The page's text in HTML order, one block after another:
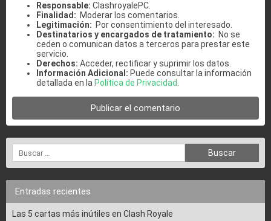
Responsable: ClashroyalePC.
Finalidad: Moderar los comentarios.
Legitimación: Por consentimiento del interesado.
Destinatarios y encargados de tratamiento: No se
ceden o comunican datos a terceros para prestar este
servicio.
Derechos: Acceder, rectificar y suprimir los datos.
Información Adicional: Puede consultar la información
detallada en la Política de Privacidad
Entradas recientes
Las 5 cartas más inútiles en Clash Royale